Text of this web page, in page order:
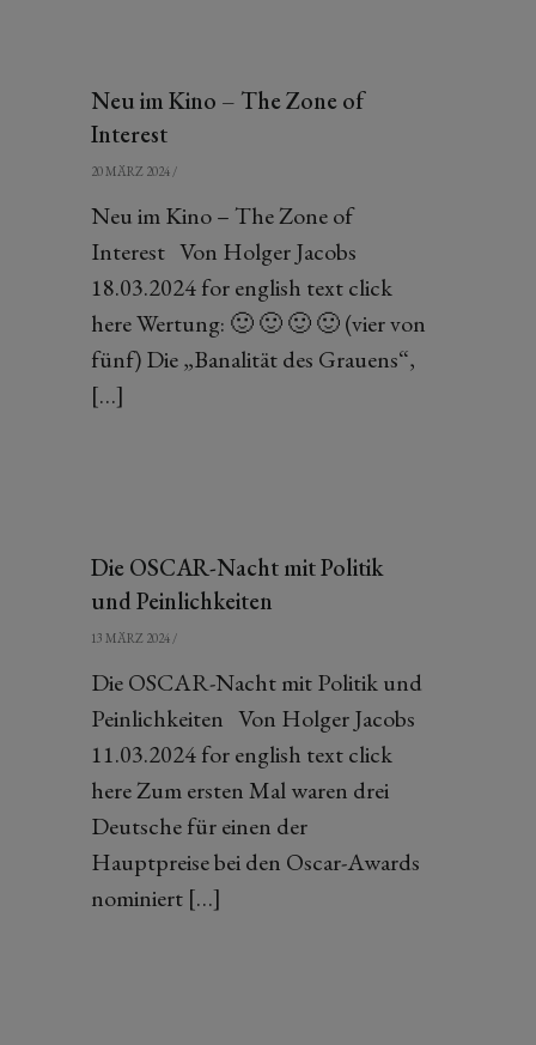
Neu im Kino – The Zone of
Interest
20 MÄRZ 2024 /
Neu im Kino – The Zone of
Interest Von Holger Jacobs
18.03.2024 for english text click
here Wertung: 🙂 🙂 🙂 🙂 (vier von
fünf) Die „Banalität des Grauens“,
[…]
Die OSCAR-Nacht mit Politik
und Peinlichkeiten
13 MÄRZ 2024 /
Die OSCAR-Nacht mit Politik und
Peinlichkeiten Von Holger Jacobs
11.03.2024 for english text click
here Zum ersten Mal waren drei
Deutsche für einen der
Hauptpreise bei den Oscar-Awards
nominiert […]